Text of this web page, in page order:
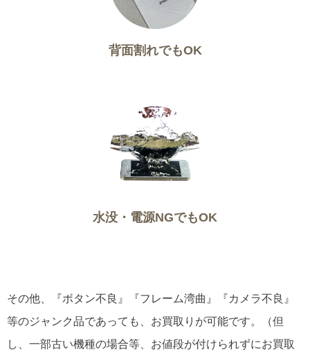
背面割れでもOK
水没・電源NGでもOK
その他、『ボタン不良』『フレーム湾曲』『カメラ不良』
等のジャンク品であっても、お買取りが可能です。（但
し、一部古い機種の場合等、お値段が付けられずにお買取